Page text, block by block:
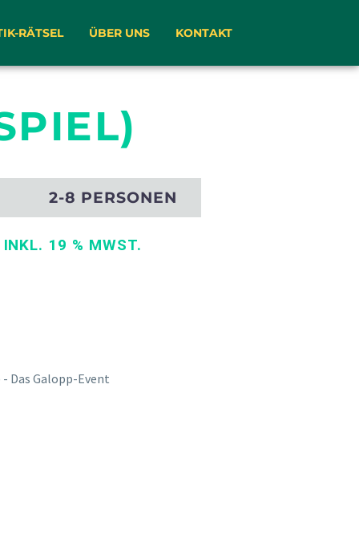
RÄTSEL ÜBER UNS KONTAKT
2-8 PERSONEN
INKL. 19 % MWST.
Das Galopp-Event